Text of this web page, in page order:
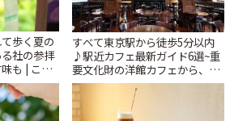
歩く夏の
社の参拝
も | こと
すべて東京駅から徒歩5分以内
♪駅近カフェ最新ガイド6選~重
要文化財の洋館カフェから、改
札すぐのレトロ喫茶まで~ | こと
りっぷ